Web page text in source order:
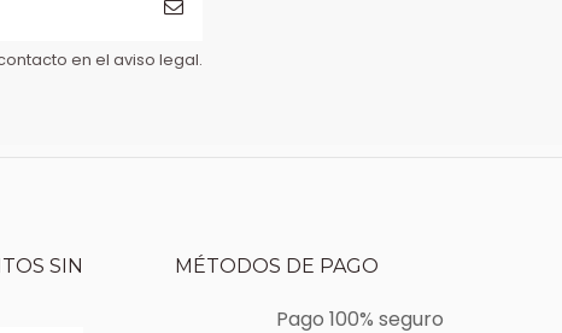
en el aviso legal.
SIN
MÉTODOS DE PAGO
Pago 100% seguro